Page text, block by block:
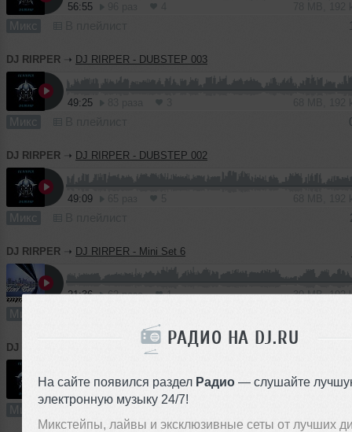
РАДИО НА DJ.RU
На сайте появился раздел Радио — слушайте
электронную музыку 24/7!
Микстейпы, лайвы и эксклюзивные сеты от лучших
56:55
Микс
DJ RIRPER ➝ DJ RIRPER - DUBSTEP 003
49:25
Микс
DJ RIRPER ➝ DJ RIRPER - DUBSTEP 002
49:09
Микс
DJ RIRPER ➝ DJ RIRPER - Mini Set 6
21:36 62 раза 1 30 MB, 192
Микс
DJ RIRPER DJ RIRPER - DUBSTEP 001
64 MB,
Микс В плейлист